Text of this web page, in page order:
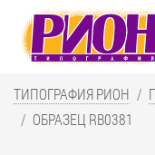
ТИПОГРАФИЯ РИОН
ОБРАЗЕЦ RB0381